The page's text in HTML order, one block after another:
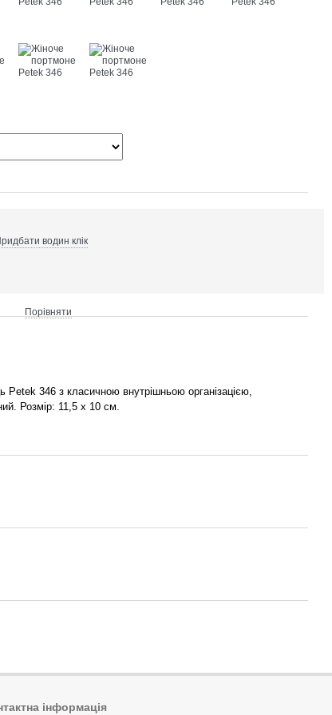
водин клік
Порівняти
Petek 346 з класичною внутрішньою організацією,
Розмір: 11,5 х 10 см.
інформація